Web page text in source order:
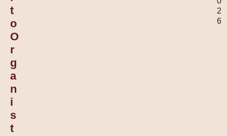
2
6
T
O
O
R
G
A
N
I
S
T